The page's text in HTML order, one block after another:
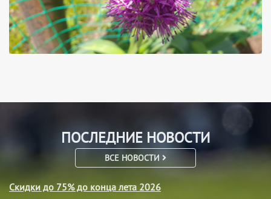
ПОСЛЕДНИЕ НОВОСТИ
ВСЕ НОВОСТИ
Скидки до 75% до конца лета 2026